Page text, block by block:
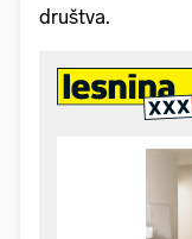
društva.